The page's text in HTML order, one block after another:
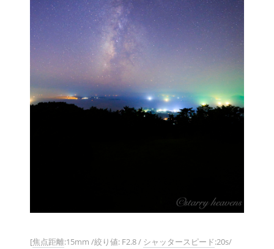
[焦点距離:15mm /絞り値: F2.8 / シャッタースピード:20s/